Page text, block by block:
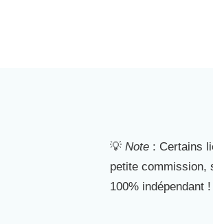
💡 Note : Certains
petite commission,
100% indépendant